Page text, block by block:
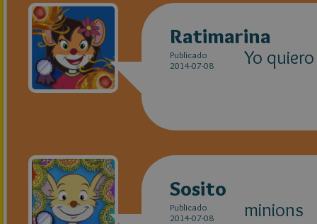
Ratimarina
Publicado
2014-07-08
Yo
Sosito
Publicado
2014-07-08
minions